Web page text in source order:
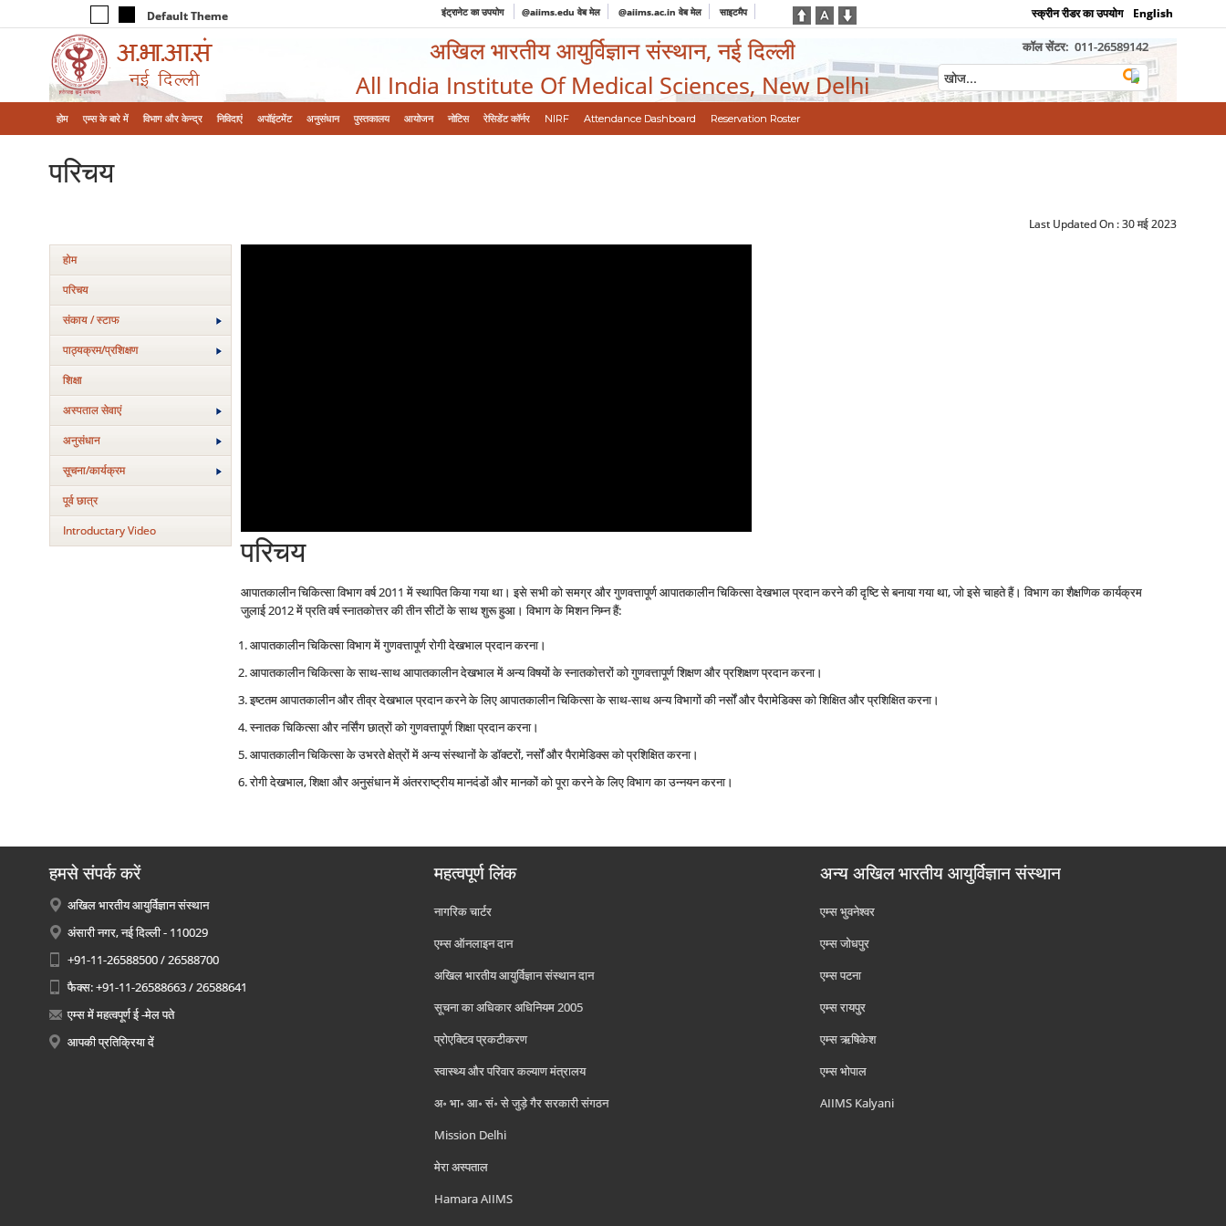
Default Theme इंट्रानेट का उपयोग @aiims.edu वेब मेल @aiims.ac.in वेब मेल साइटमैप स्क्रीन रीडर का उपयोग English
अखिल भारतीय आयुर्विज्ञान संस्थान, नई दिल्ली
All India Institute Of Medical Sciences, New Delhi
कॉल सेंटर: 011-26589142
होम एम्‍स के बारे में विभाग और केन्‍द्र निविदाएं अपॉइंटमेंट अनुसंधान पुस्तकालय आयोजन नोटिस रेसिडेंट कॉर्नर NIRF Attendance Dashboard Reservation Roster
परिचय
Last Updated On :30 मई 2023
होम
परिचय
संकाय / स्टाफ
पाठ्यक्रम/प्रशिक्षण
शिक्षा
अस्‍पताल सेवाएं
अनुसंधान
सूचना/कार्यक्रम
पूर्व छात्र
Introductary Video
परिचय
आपातकालीन चिकित्सा विभाग वर्ष 2011 में स्थापित किया गया था। इसे सभी को समग्र और गुणवत्तापूर्ण आपातकालीन चिकित्सा देखभाल प्रदान करने की दृष्टि से बनाया गया था, जो इसे चाहते हैं। विभाग का शैक्षणिक कार्यक्रम
जुलाई 2012 में प्रति वर्ष स्नातकोत्तर की तीन सीटों के साथ शुरू हुआ। विभाग के मिशन निम्न हैं:
आपातकालीन चिकित्सा विभाग में गुणवत्तापूर्ण रोगी देखभाल प्रदान करना।
आपातकालीन चिकित्सा के साथ-साथ आपातकालीन देखभाल में अन्य विषयों के स्नातकोत्तरों को गुणवत्तापूर्ण शिक्षण और प्रशिक्षण प्रदान करना।
इष्टतम आपातकालीन और तीव्र देखभाल प्रदान करने के लिए आपातकालीन चिकित्सा के साथ-साथ अन्य विभागों की नर्सों और पैरामेडिक्स को शिक्षित और प्रशिक्षित करना।
स्नातक चिकित्सा और नर्सिंग छात्रों को गुणवत्तापूर्ण शिक्षा प्रदान करना।
आपातकालीन चिकित्सा के उभरते क्षेत्रों में अन्य संस्थानों के डॉक्टरों, नर्सों और पैरामेडिक्स को प्रशिक्षित करना।
रोगी देखभाल, शिक्षा और अनुसंधान में अंतरराष्ट्रीय मानदंडों और मानकों को पूरा करने के लिए विभाग का उन्नयन करना।
हमसे संपर्क करें
अखिल भारतीय आयुर्विज्ञान संस्थान
अंसारी नगर, नई दिल्ली - 110029
+91-11-26588500 / 26588700
फैक्स: +91-11-26588663 / 26588641
एम्स में महत्वपूर्ण ई -मेल पते
आपकी प्रतिक्रिया दें
महत्वपूर्ण लिंक
नागरिक चार्टर
एम्स ऑनलाइन दान
अखिल भारतीय आयुर्विज्ञान संस्थान दान
सूचना का अधिकार अधिनियम 2005
प्रोएक्टिव प्रकटीकरण
स्वास्थ्य और परिवार कल्याण मंत्रालय
अ॰ भा॰ आ॰ सं॰ से जुड़े गैर सरकारी संगठन
Mission Delhi
मेरा अस्पताल
Hamara AIIMS
अन्य अखिल भारतीय आयुर्विज्ञान संस्थान
एम्‍स भुवनेश्वर
एम्‍स जोधपुर
एम्‍स पटना
एम्‍स रायपुर
एम्‍स ऋषिकेश
एम्‍स भोपाल
AIIMS Kalyani